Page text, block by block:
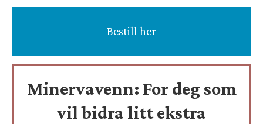
Bestill her
Minervavenn: For deg som
vil bidra litt ekstra